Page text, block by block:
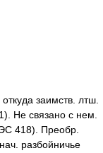
заимств. лтш.
Не связано с нем.
418). Преобр.
разбойничье